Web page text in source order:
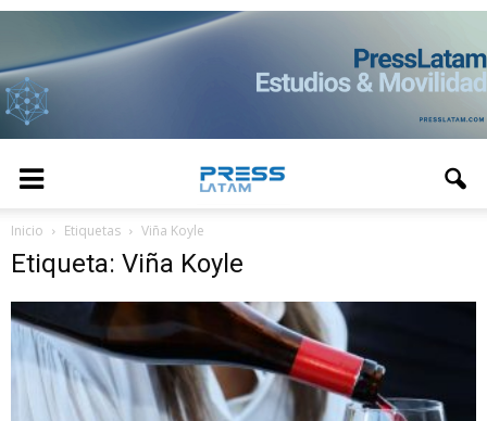
Inicio Etiquetas Viña Koyle
Etiqueta: Viña Koyle